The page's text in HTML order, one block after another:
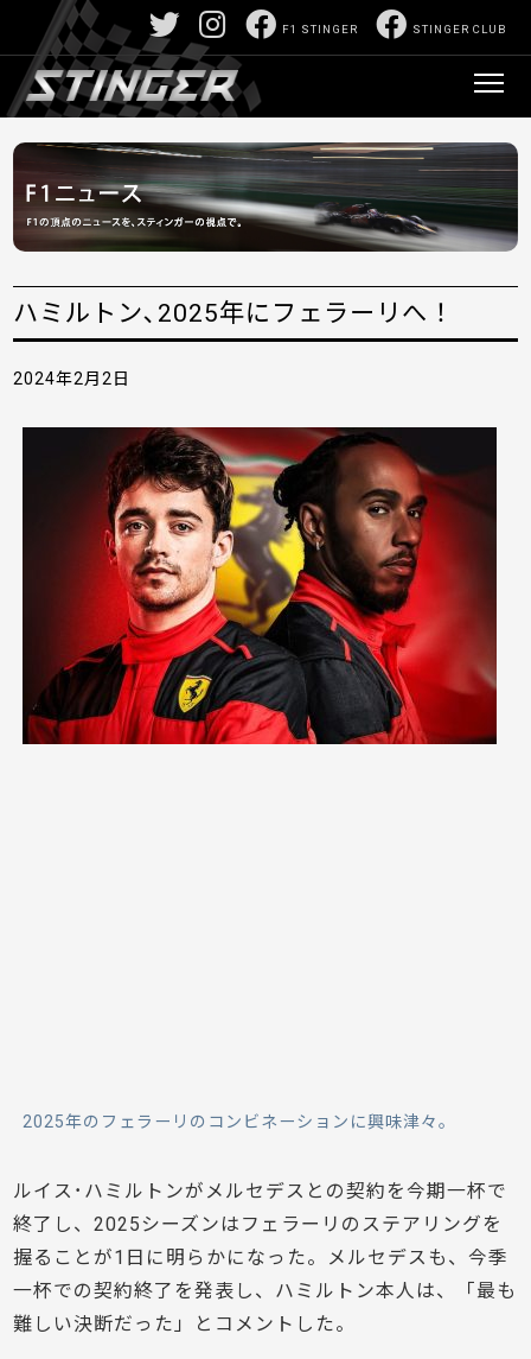
STINGER CLUB
F1 STINGER
ハミルトン､2025年にフェラーリへ！
2024年2月2日
2025年のフェラーリのコンビネーションに興味津々。
ルイス･ハミルトンがメルセデスとの契約を今期一杯で
終了し、2025シーズンはフェラーリのステアリングを
握ることが1日に明らかになった。メルセデスも、今季
一杯での契約終了を発表し、ハミルトン本人は、「最も
難しい決断だった」とコメントした。